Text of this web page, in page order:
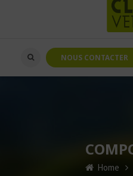
NOUS CONTACTER
Home